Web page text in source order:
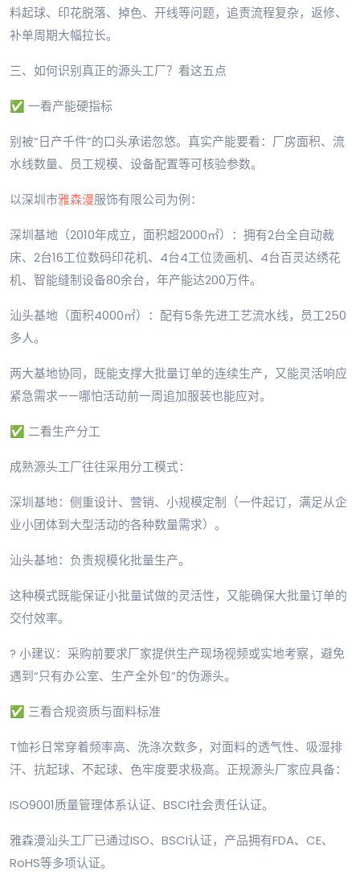
料起球、印花脱落、掉色、开线等问题，追责流程复杂，返修、
补单周期大幅拉长。
三、如何识别真正的源头工厂？看这五点
✅ 一看产能硬指标
别被“日产千件”的口头承诺忽悠。真实产能要看：厂房面积、流
水线数量、员工规模、设备配置等可核验参数。
以深圳市雅森漫服饰有限公司为例：
深圳基地（2010年成立，面积超2000㎡）：拥有2台全自动裁
床、2台16工位数码印花机、4台4工位烫画机、4台百灵达绣花
机、智能缝制设备80余台，年产能达200万件。
汕头基地（面积4000㎡）：配有5条先进工艺流水线，员工250
多人。
两大基地协同，既能支撑大批量订单的连续生产，又能灵活响应
紧急需求——哪怕活动前一周追加服装也能应对。
✅ 二看生产分工
成熟源头工厂往往采用分工模式：
深圳基地：侧重设计、营销、小规模定制（一件起订，满足从企
业小团体到大型活动的各种数量需求）。
汕头基地：负责规模化批量生产。
这种模式既能保证小批量试做的灵活性，又能确保大批量订单的
交付效率。
? 小建议：采购前要求厂家提供生产现场视频或实地考察，避免
遇到“只有办公室、生产全外包”的伪源头。
✅ 三看合规资质与面料标准
T恤衫日常穿着频率高、洗涤次数多，对面料的透气性、吸湿排
汗、抗起球、不起球、色牢度要求极高。正规源头厂家应具备：
ISO9001质量管理体系认证、BSCI社会责任认证。
雅森漫汕头工厂已通过ISO、BSCI认证，产品拥有FDA、CE、
RoHS等多项认证。